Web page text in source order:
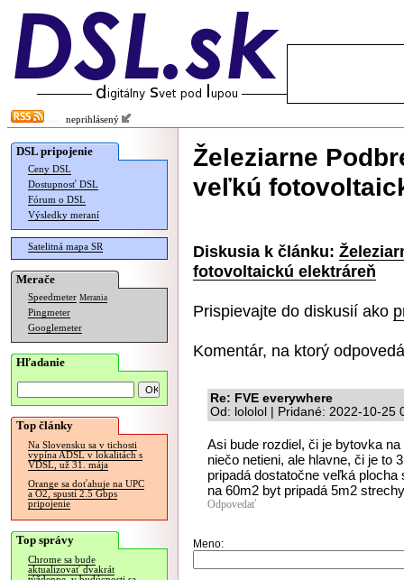
neprihlásený
DSL pripojenie
Ceny DSL
Dostupnosť DSL
Fórum o DSL
Výsledky meraní
Satelitná mapa SR
Merače
Speedmeter Merania
Pingmeter
Googlemeter
Hľadanie
Top články
Na Slovensku sa v tichosti
vypína ADSL v lokalitách s
VDSL, už 31. mája
Orange sa doťahuje na UPC
a O2, spustí 2.5 Gbps
pripojenie
Top správy
Chrome sa bude
aktualizovať dvakrát
Železiarne
veľkú
Diskusia k článku:
fotovoltaickú elektráreň
Prispievajte do diskusií ako
Komentár, na ktorý
Re: FVE everywhere
Od: lololol | Pridané: 2022-10-25
Asi bude rozdiel, či je bytovka
niečo netieni, ale hlavne, či je to
pripadá dostatočne veľká
na 60m2 byt pripadá 5m2
Odpovedať
Meno: